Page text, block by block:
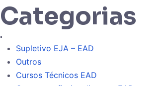
Categorias
.
Supletivo EJA – EAD
Outros
Cursos Técnicos EAD